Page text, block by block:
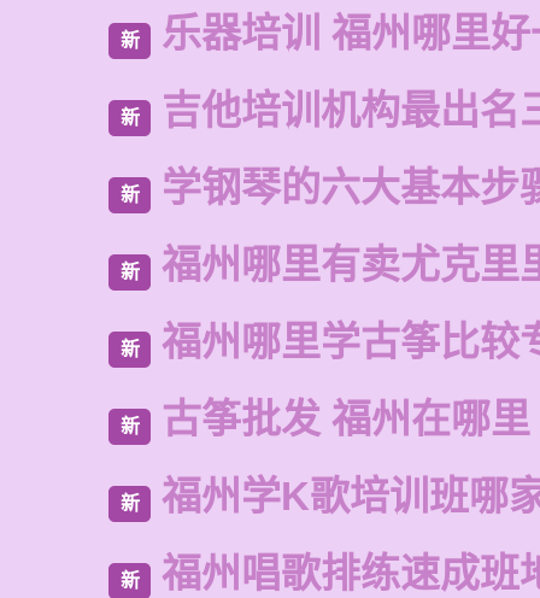
新 乐器培训 福州哪里
新 吉他培训机构最出名
新 学钢琴的六大基本步
新 福州哪里有卖尤克里
新 福州哪里学古筝比较
新 古筝批发 福州在哪里
新 福州学K歌培训班哪
新 福州唱歌排练速成班